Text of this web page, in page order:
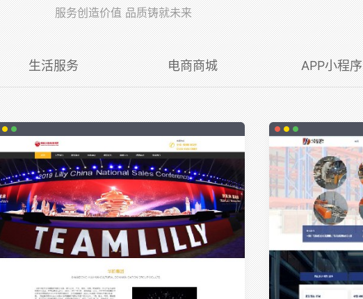
服务创造价值 品质铸就未来
生活服务 电商商城 APP小程序